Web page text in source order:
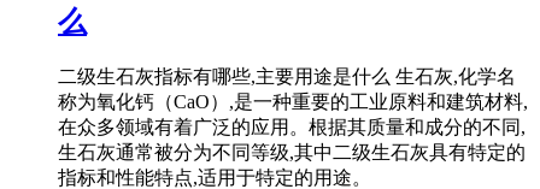
么
二级生石灰指标有哪些,主要用途是什么 生石灰,化学名
称为氧化钙（CaO）,是一种重要的工业原料和建筑材料,
在众多领域有着广泛的应用。根据其质量和成分的不同,
生石灰通常被分为不同等级,其中二级生石灰具有特定的
指标和性能特点,适用于特定的用途。